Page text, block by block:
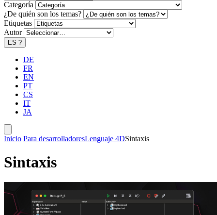
Categoría
¿De quién son los temas?
Etiquetas
Autor
ES ?
DE
FR
EN
PT
CS
IT
JA
Inicio Para desarrolladoresLenguaje 4DSintaxis
Sintaxis